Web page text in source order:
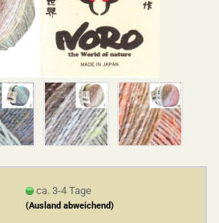
ca. 3-4 Tage
(Ausland abweichend)